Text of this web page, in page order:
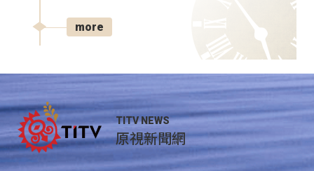
more
TITV NEWS
原視新聞網